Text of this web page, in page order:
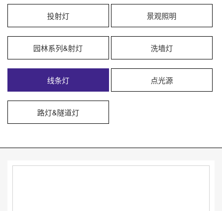
投射灯 景观照明
园林系列&射灯 洗墙灯
线条灯 点光源
路灯&隧道灯